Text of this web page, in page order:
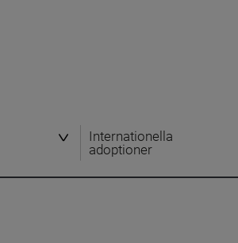
Internationella
adoptioner